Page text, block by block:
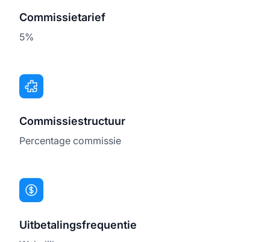
Commissietarief
5%
Commissiestructuur
Percentage commissie
Uitbetalingsfrequentie